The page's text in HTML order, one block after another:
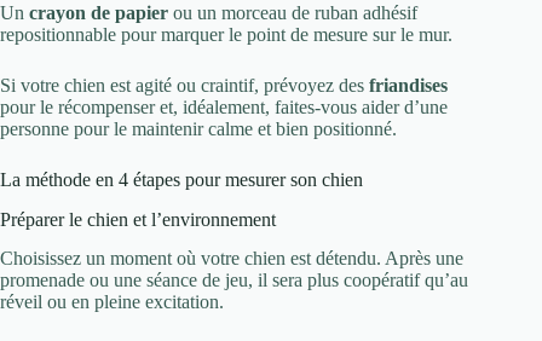
Un crayon de papier ou un morceau de ruban adhésif
repositionnable pour marquer le point de mesure sur le mur.
Si votre chien est agité ou craintif, prévoyez des friandises
pour le récompenser et, idéalement, faites-vous aider d’une
personne pour le maintenir calme et bien positionné.
La méthode en 4 étapes pour mesurer son chien
Préparer le chien et l’environnement
Choisissez un moment où votre chien est détendu. Après une
promenade ou une séance de jeu, il sera plus coopératif qu’au
réveil ou en pleine excitation.